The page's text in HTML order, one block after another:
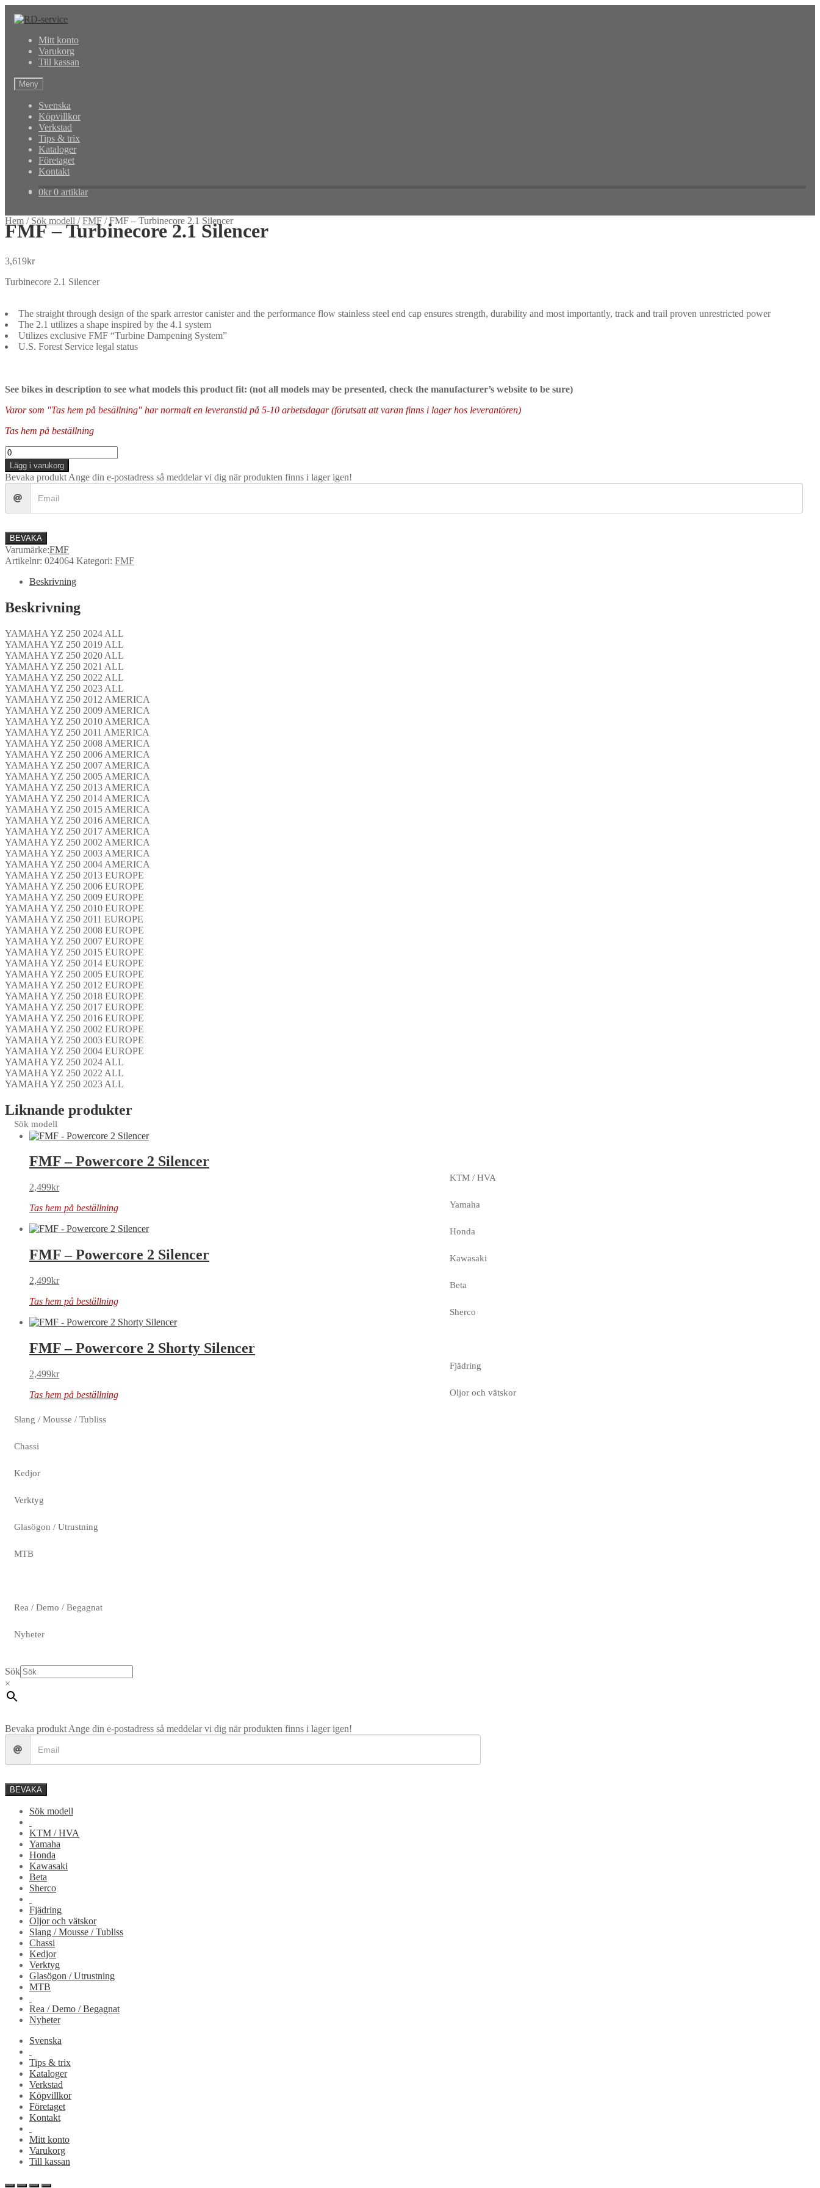
Hoppa
navigering
Hoppa
innehållMitt konto
Varukorg
Till kassan
Meny
Svenska
Köpvillkor
Verkstad
Tips & trix
Kataloger
Företaget
Kontakt
0kr 0 artiklar
Hem / Sök modell /FMF /FMF – Turbinecore 2.1 Silencer
FMF – Turbinecore 2.1 Silencer
3,619kr
Turbinecore 2.1 Silencer
The straight through design of the spark arrestor canister and the performance flow stainless steel end cap ensures strength, durability and most importantly, track and trail proven unrestricted power
The 2.1 utilizes a shape inspired by the 4.1 system
Utilizes exclusive FMF “Turbine Dampening System”
U.S. Forest Service legal status
See bikes in description to see what models this product fit: (not all models may be presented, check the manufacturer’s website to be sure)
Varor som "Tas hem på besällning" har normalt en leveranstid på 5-10 arbetsdagar (förutsatt att varan finns i lager hos leverantören)
Tas hem på beställning
FMF
-
Turbinecore
2.1
Silencer
mängd
Lägg i varukorg
Bevaka produkt Ange din e-postadress så meddelar vi dig när produkten finns i lager igen!
BEVAKA
Varumärke:FMF
Artikelnr: 024064 Kategori: FMF
Beskrivning
Beskrivning
YAMAHA YZ 250 2024 ALL
YAMAHA YZ 250 2019 ALL
YAMAHA YZ 250 2020 ALL
YAMAHA YZ 250 2021 ALL
YAMAHA YZ 250 2022 ALL
YAMAHA YZ 250 2023 ALL
YAMAHA YZ 250 2012 AMERICA
YAMAHA YZ 250 2009 AMERICA
YAMAHA YZ 250 2010 AMERICA
YAMAHA YZ 250 2011 AMERICA
YAMAHA YZ 250 2008 AMERICA
YAMAHA YZ 250 2006 AMERICA
YAMAHA YZ 250 2007 AMERICA
YAMAHA YZ 250 2005 AMERICA
YAMAHA YZ 250 2013 AMERICA
YAMAHA YZ 250 2014 AMERICA
YAMAHA YZ 250 2015 AMERICA
YAMAHA YZ 250 2016 AMERICA
YAMAHA YZ 250 2017 AMERICA
YAMAHA YZ 250 2002 AMERICA
YAMAHA YZ 250 2003 AMERICA
YAMAHA YZ 250 2004 AMERICA
YAMAHA YZ 250 2013 EUROPE
YAMAHA YZ 250 2006 EUROPE
YAMAHA YZ 250 2009 EUROPE
YAMAHA YZ 250 2010 EUROPE
YAMAHA YZ 250 2011 EUROPE
YAMAHA YZ 250 2008 EUROPE
YAMAHA YZ 250 2007 EUROPE
YAMAHA YZ 250 2015 EUROPE
YAMAHA YZ 250 2014 EUROPE
YAMAHA YZ 250 2005 EUROPE
YAMAHA YZ 250 2012 EUROPE
YAMAHA YZ 250 2018 EUROPE
YAMAHA YZ 250 2017 EUROPE
YAMAHA YZ 250 2016 EUROPE
YAMAHA YZ 250 2002 EUROPE
YAMAHA YZ 250 2003 EUROPE
YAMAHA YZ 250 2004 EUROPE
YAMAHA YZ 250 2024 ALL
YAMAHA YZ 250 2022 ALL
YAMAHA YZ 250 2023 ALL
Liknande produkter
FMF – Powercore 2 Silencer
2,499kr
Tas hem på beställning
FMF – Powercore 2 Silencer
2,499kr
Tas hem på beställning
FMF – Powercore 2 Shorty Silencer
2,499kr
Tas hem på beställning
Sök modell
KTM / HVA
Yamaha
Honda
Kawasaki
Beta
Sherco
Fjädring
Oljor och vätskor
Slang / Mousse / Tubliss
Chassi
Kedjor
Verktyg
Glasögon / Utrustning
MTB
Rea / Demo / Begagnat
Nyheter
Sök
×
Bevaka produkt Ange din e-postadress så meddelar vi dig när produkten finns i lager igen!
BEVAKA
Sök modell
KTM / HVA
Yamaha
Honda
Kawasaki
Beta
Sherco
Fjädring
Oljor och vätskor
Slang / Mousse / Tubliss
Chassi
Kedjor
Verktyg
Glasögon / Utrustning
MTB
Rea / Demo / Begagnat
Nyheter
Svenska
Tips & trix
Kataloger
Verkstad
Köpvillkor
Företaget
Kontakt
Mitt konto
Varukorg
Till kassan